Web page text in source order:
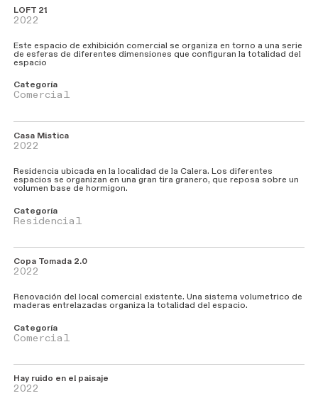
LOFT 21
2022
Este espacio de exhibición comercial se organiza en torno a una serie
de esferas de diferentes dimensiones que configuran la totalidad del
espacio
Categoría
Comercial
Casa Mistica
2022
Residencia ubicada en la localidad de la Calera. Los diferentes
espacios se organizan en una gran tira granero, que reposa sobre un
volumen base de hormigon.
Categoría
Residencial
Copa Tomada 2.0
2022
Renovación del local comercial existente. Una sistema volumetrico de
maderas entrelazadas organiza la totalidad del espacio.
Categoría
Comercial
Hay ruido en el paisaje
2022